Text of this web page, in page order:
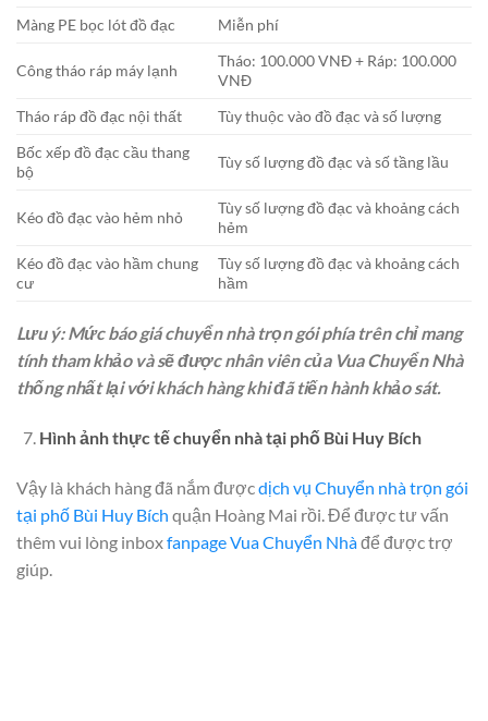
Màng PE bọc lót đồ đạc Miễn phí
Công tháo ráp máy lạnh
Tháo: 100.000 VNĐ + Ráp: 100.000
VNĐ
Tháo ráp đồ đạc nội thất
Tùy thuộc vào đồ đạc và số lượng
Bốc xếp đồ đạc cầu thang
bộ
Tùy số lượng đồ đạc và số tầng lầu
Kéo đồ đạc vào hẻm nhỏ
Tùy số lượng đồ đạc và khoảng cách
hẻm
Kéo đồ đạc vào hầm chung
cư
Tùy số lượng đồ đạc và khoảng cách
hầm
Lưu ý: Mức báo giá chuyển nhà trọn gói phía trên chỉ mang
tính tham khảo và sẽ được nhân viên của Vua Chuyển Nhà
thống nhất lại với khách hàng khi đã tiến hành khảo sát.
Hình ảnh thực tế chuyển nhà tại phố Bùi Huy Bích
Vậy là khách hàng đã nắm đượcdịch vụ Chuyển nhà trọn gói
tại phố Bùi Huy Bích quận Hoàng Mai rồi. Để được tư vấn
thêm vui lòng inboxfanpage Vua Chuyển Nhàđể được trợ
giúp.